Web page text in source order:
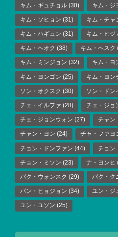
キム・ギュチョル (30) キム・ジ
キム・ソヒョン (31) キム・チャ
キム・ハギュン (31) キム・ヒジ
キム・ヘオク (38) キム・ヘスク
キム・ミンジョン (32) キム・ヨ
キム・ヨンゴン (25) キム・ヨン
ソン・オクスク (30) ソン・ドン
チェ・イルファ (28) チェ・ジョ
チェ・ジョンウォン (27) チャン
チャン・ヨン (24) チャ・ファヨ
チョン・ドンファン (44) チョン
チョン・ミソン (23) ナ・ヨンヒ
パク・ウォンスク (29) パク・ク
パン・ヒョジョン (34) ユン・ジ
ユン・ユソン (25)